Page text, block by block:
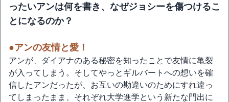
ったいアンは何を書き、なぜジョシーを傷つけるこ
とになるのか？
●アンの友情と愛！
アンが、ダイアナのある秘密を知ったことで友情に亀裂
が入ってしまう。そしてやっとギルバートへの想いを確
信したアンだったが、お互いの勘違いのためにすれ違っ
てしまったまま、それぞれ大学進学という新たな門出に